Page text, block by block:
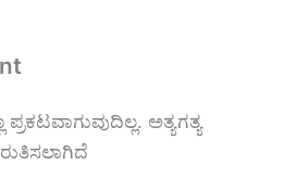
ಅತ್ಯಗತ್ಯ